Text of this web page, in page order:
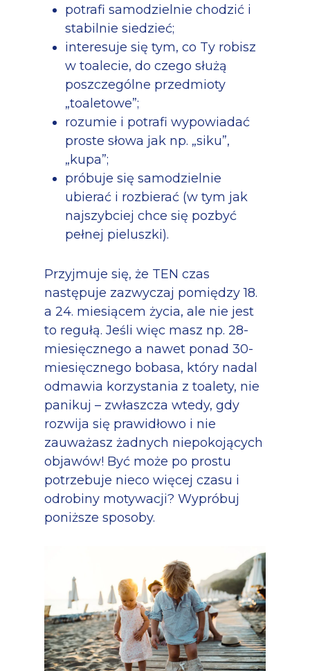
potrafi samodzielnie chodzić i
stabilnie siedzieć;
interesuje się tym, co Ty robisz
w toalecie, do czego służą
poszczególne przedmioty
„toaletowe”;
rozumie i potrafi wypowiadać
proste słowa jak np. „siku”,
„kupa”;
próbuje się samodzielnie
ubierać i rozbierać (w tym jak
najszybciej chce się pozbyć
pełnej pieluszki).
Przyjmuje się, że TEN czas
następuje zazwyczaj pomiędzy 18.
a 24. miesiącem życia, ale nie jest
to regułą. Jeśli więc masz np. 28-
miesięcznego a nawet ponad 30-
miesięcznego bobasa, który nadal
odmawia korzystania z toalety, nie
panikuj – zwłaszcza wtedy, gdy
rozwija się prawidłowo i nie
zauważasz żadnych niepokojących
objawów! Być może po prostu
potrzebuje nieco więcej czasu i
odrobiny motywacji? Wypróbuj
poniższe sposoby.